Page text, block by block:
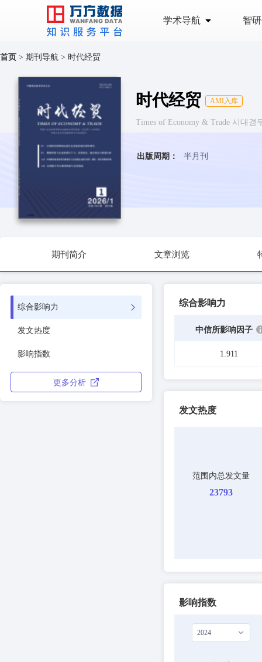
学术导航 智
首页 > 期刊导航 > 时代经贸
时代经贸 AMI入库
Times of Economy & Trade 시대경
出版周期： 半月刊
期刊简介 文章浏览
综合影响力
发文热度
影响指数
更多分析
综合影响力
中信所影响因子
1.911
发文热度
范围内总发文量
23793
影响指数
2024